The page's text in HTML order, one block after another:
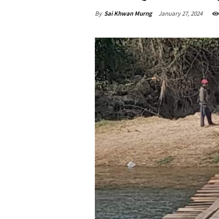
By Sai Khwan Murng January 27, 2024